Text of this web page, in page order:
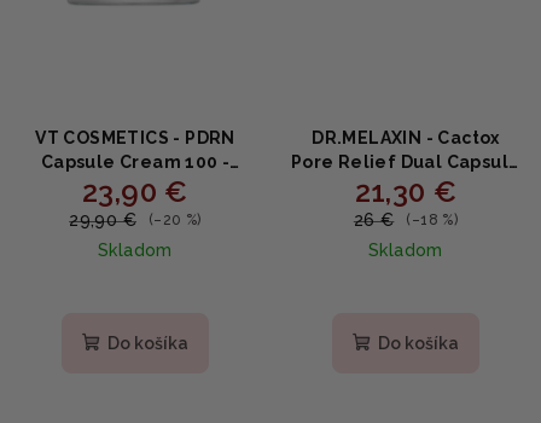
VT COSMETICS - PDRN
Capsule Cream 100 -
Regeneračný kapsulový
krém s PDRN, 10 typmi
kyseliny hyalurónovej a
peptidmi 50ml
23,90 €
29,90 € (–20 %)
Skladom
produktu
Do košíka
DR.MELAXIN - Cactox
Pore Relief Dual Capsule
Cream - Dvojkapsulový
krém na rozšírené póry s
niacínamidom 65g
21,30 €
26 € (–18 %)
Skladom
Do košíka